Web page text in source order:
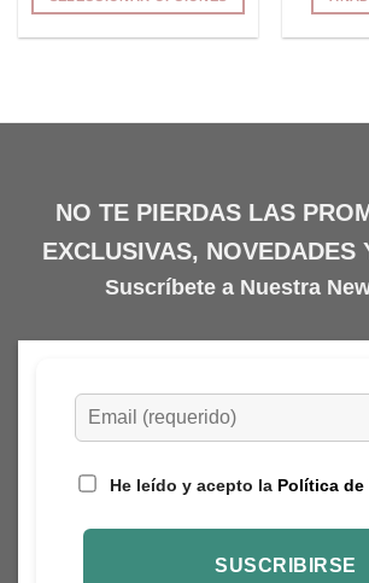
variantes.
se
elegir
en
NO TE PIERDAS LAS
EXCLUSIVAS, NOVEDADES
Suscríbete a Nuestra
He leído y acepto la Política de